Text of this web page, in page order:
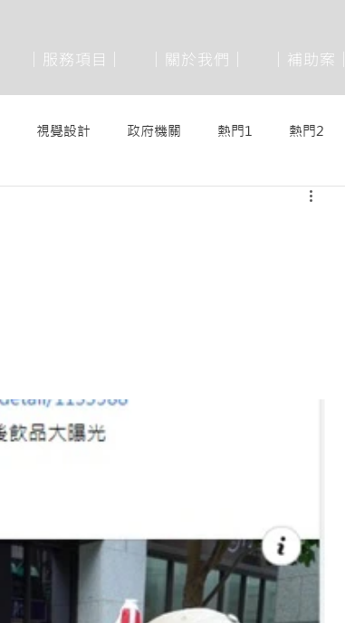
│服務項目│ │關於我們│ │補助案│
視覺設計 政府機關 熱門1 熱門2